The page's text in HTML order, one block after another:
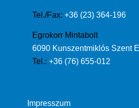
Tel./Fax: +36 (23) 364-196
Egrokorr Mintabolt
6090 Kunszentmiklós Szent
Tel.: +36 (76) 655-012
Impresszum